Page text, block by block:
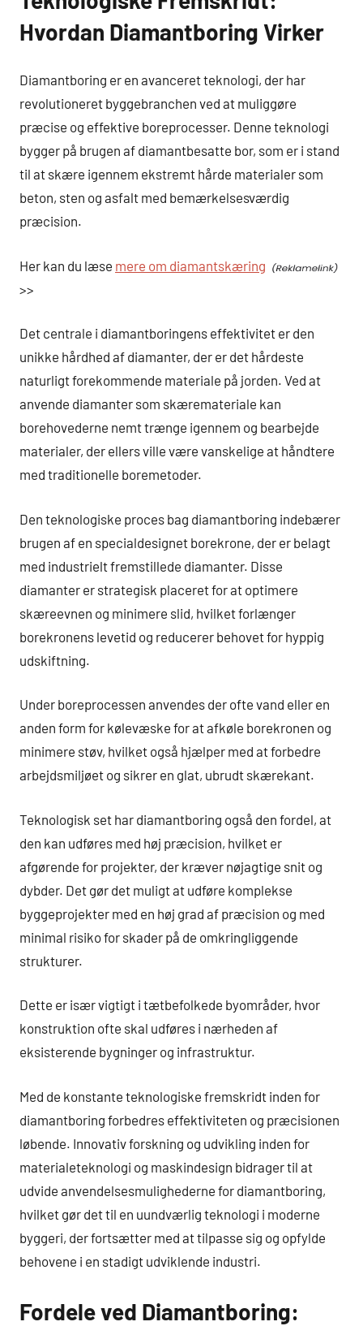
Hvordan Diamantboring Virker
Diamantboring er en avanceret teknologi, der har
revolutioneret byggebranchen ved at muliggøre
præcise og effektive boreprocesser. Denne teknologi
bygger på brugen af diamantbesatte bor, som er i stand
til at skære igennem ekstremt hårde materialer som
beton, sten og asfalt med bemærkelsesværdig
præcision.
Her kan du læse mere om diamantskæring
>>
Det centrale i diamantboringens effektivitet er den
unikke hårdhed af diamanter, der er det hårdeste
naturligt forekommende materiale på jorden. Ved at
anvende diamanter som skæremateriale kan
borehovederne nemt trænge igennem og bearbejde
materialer, der ellers ville være vanskelige at håndtere
med traditionelle boremetoder.
Den teknologiske proces bag diamantboring indebærer
brugen af en specialdesignet borekrone, der er belagt
med industrielt fremstillede diamanter. Disse
diamanter er strategisk placeret for at optimere
skæreevnen og minimere slid, hvilket forlænger
borekronens levetid og reducerer behovet for hyppig
udskiftning.
Under boreprocessen anvendes der ofte vand eller en
anden form for kølevæske for at afkøle borekronen og
minimere støv, hvilket også hjælper med at forbedre
arbejdsmiljøet og sikrer en glat, ubrudt skærekant.
Teknologisk set har diamantboring også den fordel, at
den kan udføres med høj præcision, hvilket er
afgørende for projekter, der kræver nøjagtige snit og
dybder. Det gør det muligt at udføre komplekse
byggeprojekter med en høj grad af præcision og med
minimal risiko for skader på de omkringliggende
strukturer.
Dette er især vigtigt i tætbefolkede byområder, hvor
konstruktion ofte skal udføres i nærheden af
eksisterende bygninger og infrastruktur.
Med de konstante teknologiske fremskridt inden for
diamantboring forbedres effektiviteten og præcisionen
løbende. Innovativ forskning og udvikling inden for
materialeteknologi og maskindesign bidrager til at
udvide anvendelsesmulighederne for diamantboring,
hvilket gør det til en uundværlig teknologi i moderne
byggeri, der fortsætter med at tilpasse sig og opfylde
behovene i en stadigt udviklende industri.
Fordele ved Diamantboring: